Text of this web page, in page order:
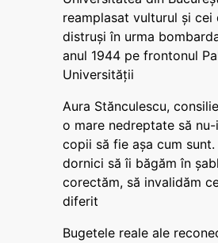
reamplasat vulturul și
distruși în urma
anul 1944 pe frontonul
Universității
Aura Stănculescu,
o mare nedreptate să
copii să fie așa cum sunt.
dornici să îi băgăm în
corectăm, să invalidăm
diferit
Bugetele reale ale